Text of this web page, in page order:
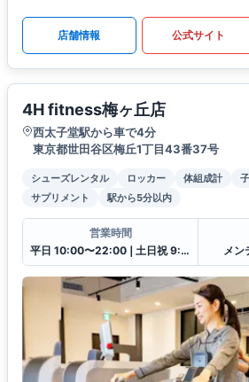
店舗情報 公式サイト
4H fitness梅ヶ丘店
西太子堂駅から車で4分
東京都世田谷区梅丘1丁目43番37号
シューズレンタル ロッカー 体組成計
サプリメント
駅から5分以内
営業時間
平日 10:00〜22:00❘土日祝 9:00〜21:00
メン